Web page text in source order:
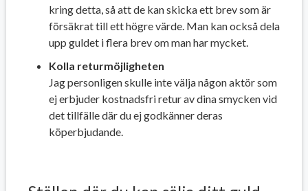
kring detta, så att de kan skicka ett brev som är
försäkrat till ett högre värde. Man kan också dela
upp guldet i flera brev om man har mycket.
Kolla returmöjligheten
Jag personligen skulle inte välja någon aktör som
ej erbjuder kostnadsfri retur av dina smycken vid
det tillfälle där du ej godkänner deras
köperbjudande.